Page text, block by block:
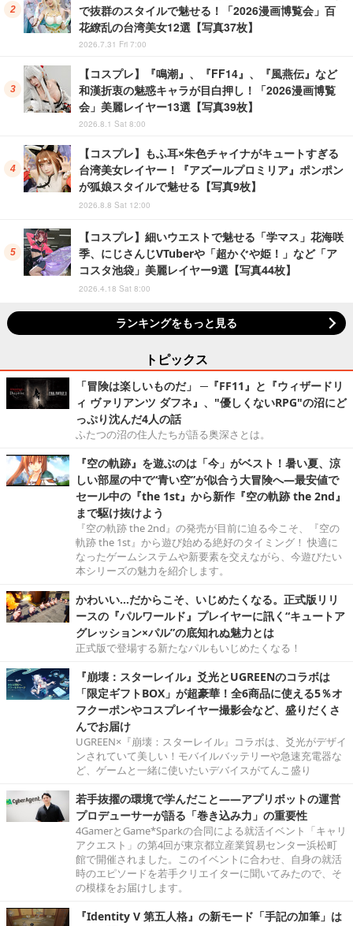
で抜群のスタイルで魅せる！「2026漫画博覧会」百
花繚乱の台湾美女12選【写真37枚】
2026.7.31 Fri 7:00
【コスプレ】『鳴潮』、『FF14』、『風燕伝』など
和漢折衷の魅惑キャラが目白押し！「2026漫画博覧
会」美麗レイヤー13選【写真39枚】
2026.8.1 Sat 8:00
【コスプレ】もふ耳×朱色チャイナがキュートすぎる
台湾美女レイヤー！『アズールプロミリア』ポンポン
が狐娘スタイルで魅せる【写真9枚】
2026.8.8 Sat 12:00
【コスプレ】細いウエストで魅せる「学マス」花海咲
季、にじさんじVTuberや「超かぐや姫！」など「ア
コスタ池袋」美麗レイヤー9選【写真44枚】
2026.4.18 Sat 8:00
ランキングをもっと見る
トピックス
「冒険は楽しいものだ」 ─『FF11』と『ウィザードリ
ィ ヴァリアンツ ダフネ』、"優しくないRPG"の沼にど
っぷり沈んだ4人の話
ふたつの沼の住人たちが語る奥深さとは。
『空の軌跡』を遊ぶのは「今」がベスト！暑い夏、涼
しい部屋の中で“青い空”が似合う大冒険へ―最安値で
セール中の『the 1st』から新作『空の軌跡 the 2nd』
まで駆け抜けよう
『空の軌跡 the 2nd』の発売が目前に迫る今こそ、『空の
軌跡 the 1st』から遊び始める絶好のタイミング！ 快適に
なったゲームシステムや新要素を交えながら、今遊びたい
本シリーズの魅力を紹介します。
かわいい…だからこそ、いじめたくなる。正式版リリ
ースの『パルワールド』プレイヤーに訊く“キュートア
グレッション×パル”の底知れぬ魅力とは
正式版で登場する新たなパルもいじめたくなる！
『崩壊：スターレイル』爻光とUGREENのコラボは
「限定ギフトBOX」が超豪華！全6商品に使える5％オ
フクーポンやコスプレイヤー撮影会など、盛りだくさ
んでお届け
UGREEN×『崩壊：スターレイル』コラボは、爻光がデザイ
ンされていて美しい！モバイルバッテリーや急速充電器な
ど、ゲームと一緒に使いたいデバイスがてんこ盛り
若手抜擢の環境で学んだこと――アプリボットの運営
プロデューサーが語る「巻き込み力」の重要性
4GamerとGame*Sparkの合同による就活イベント「キャリ
アクエスト」の第4回が東京都立産業貿易センター浜松町
館で開催されました。このイベントに合わせ、自身の就活
時のエピソードを若手クリエイターに聞いてみたので、そ
の模様をお届けします。
『Identity V 第五人格』の新モード「手記の加筆」は